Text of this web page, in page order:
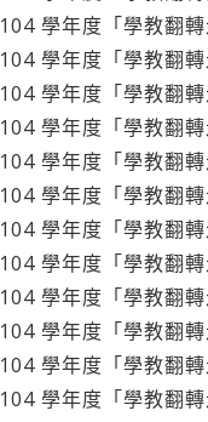
104 學年度「學教翻
104 學年度「學教翻
104 學年度「學教翻
104 學年度「學教翻
104 學年度「學教翻
104 學年度「學教翻
104 學年度「學教翻
104 學年度「學教翻
104 學年度「學教翻
104 學年度「學教翻
104 學年度「學教翻
104 學年度「學教翻